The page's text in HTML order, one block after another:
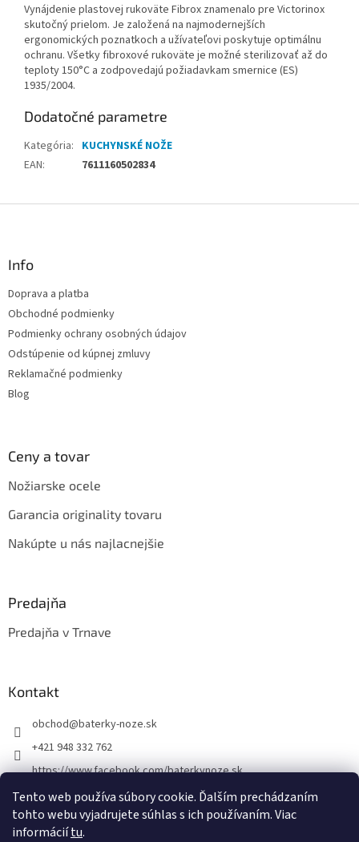
Tento web používa súbory cookie. Ďalším prechádzaním
tohto webu vyjadrujete súhlas s ich používaním. Viac
informáciítu.
Vynájdenie plastovej rukoväte Fibrox znamenalo pre Victorinox
skutočný prielom. Je založená na najmodernejších
ergonomických poznatkoch a užívateľovi poskytuje optimálnu
ochranu. Všetky fibroxové rukoväte je možné sterilizovať až do
teploty 150°C a zodpovedajú požiadavkam smernice (ES)
1935/2004.
Dodatočné parametre
Kategória: KUCHYNSKÉ NOŽE
EAN: 7611160502834
Info
Doprava a platba
Obchodné podmienky
Podmienky ochrany osobných údajov
Odstúpenie od kúpnej zmluvy
Reklamačné podmienky
Blog
Ceny a tovar
Nožiarske ocele
Garancia originality tovaru
Nakúpte u nás najlacnejšie
Predajňa
Predajňa v Trnave
Kontakt
obchod@baterky-noze.sk
+421 948 332 762
https://www.facebook.com/baterkynoze.sk
/baterkynoze
https://www.youtube.com/@nozebaterky